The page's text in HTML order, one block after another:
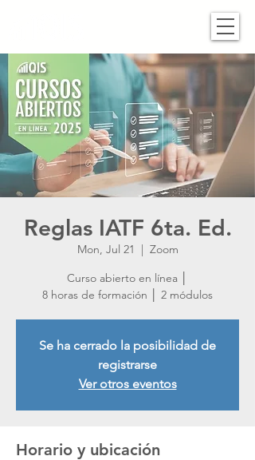
Reglas IATF 6ta. Ed.
Mon, Jul 21
  |
Zoom
Curso abierto en línea │
8 horas de formación │ 2 módulos
Se ha cerrado la posibilidad de
registrarse
Ver otros eventos
Horario y ubicación